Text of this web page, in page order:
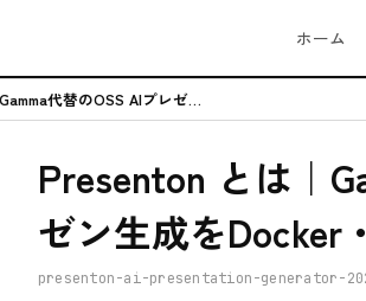
ホーム
Presenton とは｜Gamma代替のOSS AIプレゼン生成をDoc...
Presenton とは｜
ゼン生成をDocker
presenton-ai-presentation-generator-